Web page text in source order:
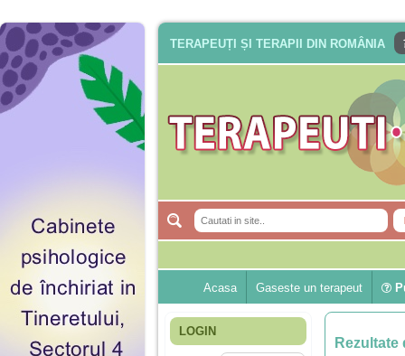
TERAPEUȚI ȘI TERAPII DIN ROMÂNIA
Acasa Gaseste un terapeut
LOGIN
Rezultate